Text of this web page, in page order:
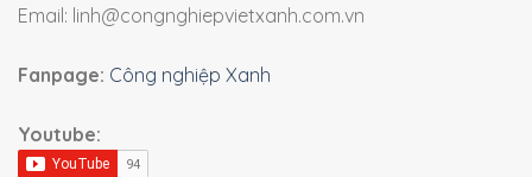
Email: linh@congnghiepvietxanh.com.vn
Fanpage: Công nghiệp Xanh
Youtube: